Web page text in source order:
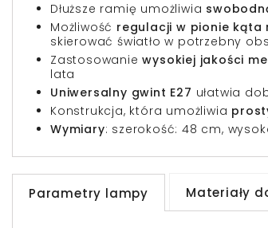
Dłuższe ramię umożliwia
Możliwość regulacji w pionie kąta
skierować światło w potrzebny
Zastosowaniewysokiej jakości
lata
Uniwersalny gwint E27 ułatwia
Konstrukcja, która umożliwia
Wymiary: szerokość: 48 cm,
Parametry lampy Materiały